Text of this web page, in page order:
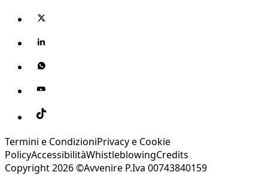
Termini e CondizioniPrivacy e Cookie
PolicyAccessibilitàWhistleblowingCredits
Copyright 2026 ©Avvenire P.Iva 00743840159